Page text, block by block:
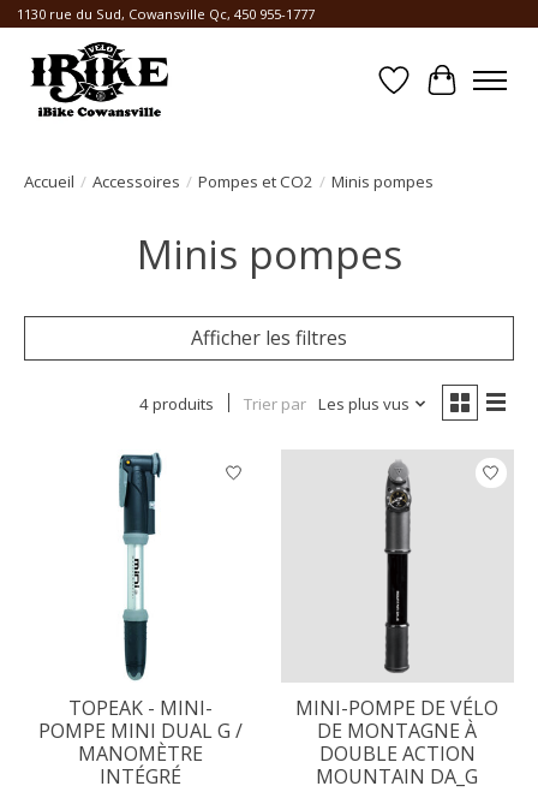
1130 rue du Sud, Cowansville Qc, 450 955-1777
Liste dePanier
Accueil / Accessoires / Pompes et CO2 / Minis pompes
Minis pompes
Afficher les filtres
4 produits Trier par Les plus vus
TOPEAK - MINI-
POMPE MINI DUAL G /
MANOMÈTRE
INTÉGRÉ
MINI-POMPE DE VÉLO
DE MONTAGNE À
DOUBLE ACTION
MOUNTAIN DA_G